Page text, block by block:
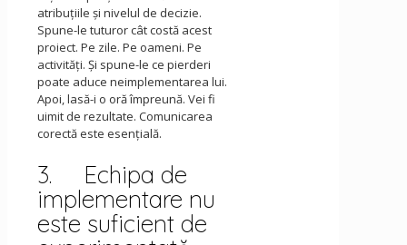
atribuţiile şi nivelul de decizie.
Spune-le tuturor cât costă acest
proiect. Pe zile. Pe oameni. Pe
activităţi. Şi spune-le ce pierderi
poate aduce neimplementarea lui.
Apoi, lasă-i o oră împreună. Vei fi
uimit de rezultate. Comunicarea
corectă este esenţială.
3. Echipa de
implementare nu
este suficient de